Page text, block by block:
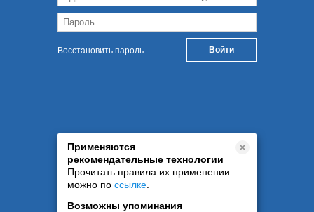
Восстановить пароль
Применяются
рекомендательные технологии
Прочитать правила их применении
можно по ссылке
Возможны упоминания